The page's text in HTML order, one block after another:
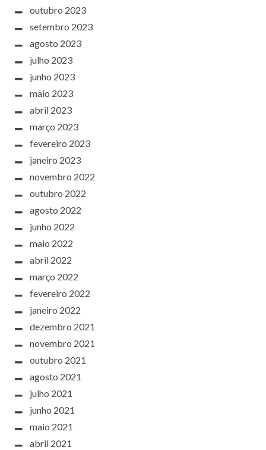
outubro 2023
setembro 2023
agosto 2023
julho 2023
junho 2023
maio 2023
abril 2023
março 2023
fevereiro 2023
janeiro 2023
novembro 2022
outubro 2022
agosto 2022
junho 2022
maio 2022
abril 2022
março 2022
fevereiro 2022
janeiro 2022
dezembro 2021
novembro 2021
outubro 2021
agosto 2021
julho 2021
junho 2021
maio 2021
abril 2021